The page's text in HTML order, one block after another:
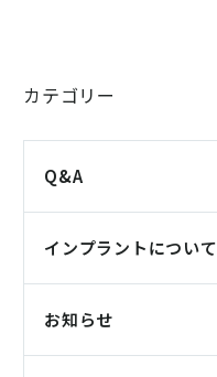
カテゴリー
Q&A
インプラントについて
お知らせ